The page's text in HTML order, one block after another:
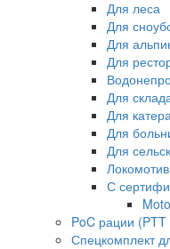
Для леса
Для
Для
Для
Для
Для катера
Для
Для
С
PoC рации
Спецкомплект